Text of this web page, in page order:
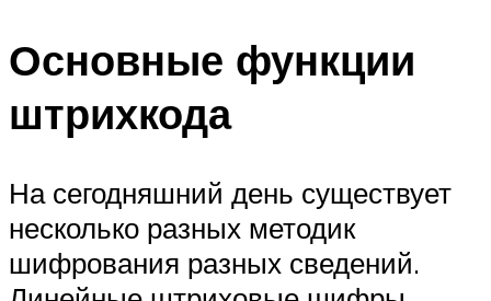
Основные функции
штрихкода
На сегодняшний день существует
несколько разных методик
шифрования разных сведений.